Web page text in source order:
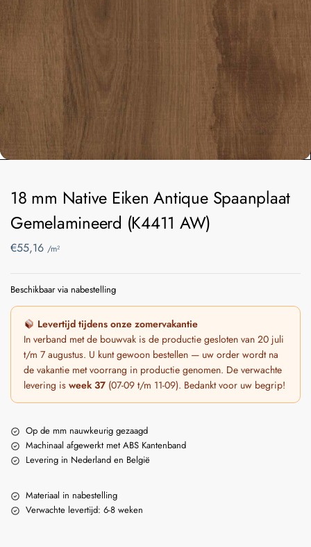
18 mm Native Eiken Antique Spaanplaat
Gemelamineerd (K4411 AW)
€55,16 /m²
Beschikbaar via nabestelling
Levertijd tijdens onze zomervakantie
In verband met de bouwvak is de productie gesloten van 20 juli
t/m 7 augustus. U kunt gewoon bestellen — uw order wordt na
de vakantie met voorrang in productie genomen. De verwachte
levering is week 37 (07-09 t/m 11-09). Bedankt voor uw begrip!
Op de mm nauwkeurig gezaagd
Machinaal afgewerkt met ABS Kantenband
Levering in Nederland en België
Materiaal in nabestelling
Verwachte levertijd: 6-8 weken